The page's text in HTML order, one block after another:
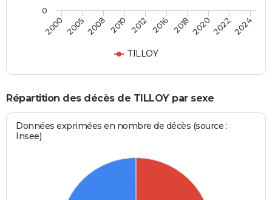
TILLOY
2000 20052008 2010 2012 2016 2018202020222024
0
Répartition des décès de TILLOY par sexe
Données exprimées en nombre de décès (source :
Insee)